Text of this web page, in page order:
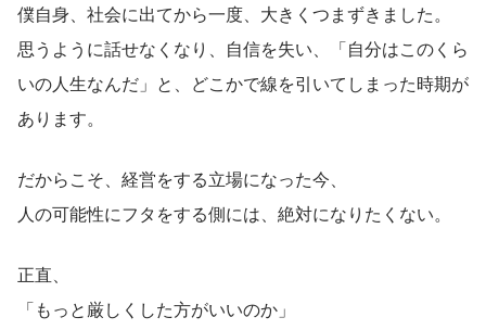
僕自身、社会に出てから一度、大きくつまずきました。
思うように話せなくなり、自信を失い、「自分はこのくら
いの人生なんだ」と、どこかで線を引いてしまった時期が
あります。
だからこそ、経営をする立場になった今、
人の可能性にフタをする側には、絶対になりたくない。
正直、
「もっと厳しくした方がいいのか」